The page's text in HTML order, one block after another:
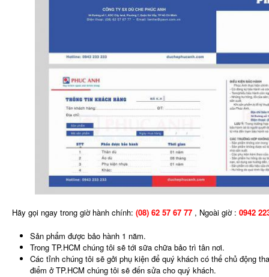
Hãy gọi ngay trong giờ hành chính: (08) 62 57 67 77 , Ngoài giờ : 0942
Sản phẩm được bảo hành 1 năm.
Trong TP.HCM chúng tôi sẽ tới sữa chữa bảo trì tân nơi.
Các tỉnh chúng tôi sẽ gởi phụ kiện để quý khách có thể chủ động
điểm ở TP.HCM chúng tôi sẽ đến sửa cho quý khách.